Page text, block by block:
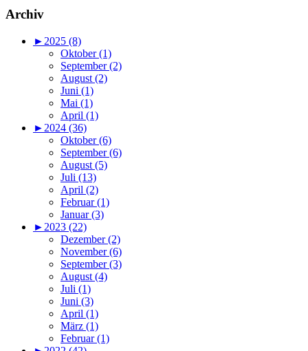
Archiv
► 2025 (8)
Oktober (1)
September (2)
August (2)
Juni (1)
Mai (1)
April (1)
► 2024 (36)
Oktober (6)
September (6)
August (5)
Juli (13)
April (2)
Februar (1)
Januar (3)
► 2023 (22)
Dezember (2)
November (6)
September (3)
August (4)
Juli (1)
Juni (3)
April (1)
März (1)
Februar (1)